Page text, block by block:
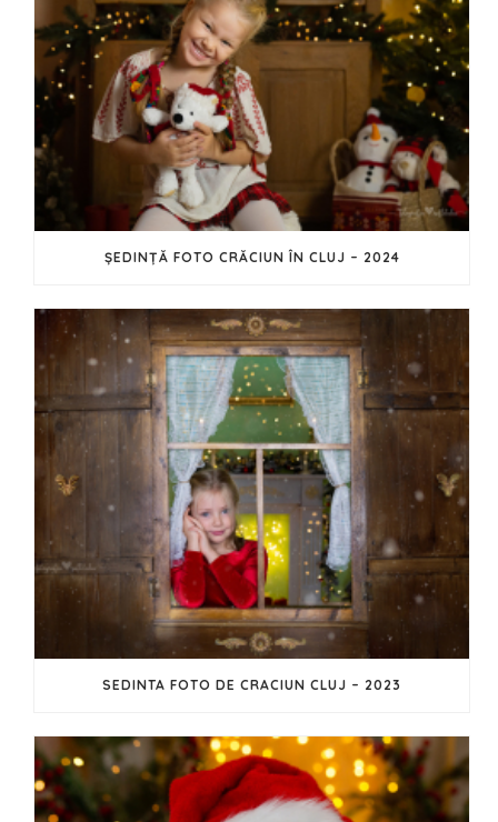
ȘEDINȚĂ FOTO CRĂCIUN ÎN CLUJ – 2024
SEDINTA FOTO DE CRACIUN CLUJ – 2023